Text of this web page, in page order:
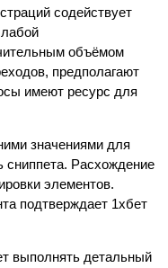
содействует
объёмом
предполагают
имеют ресурс для
значениями для
сниппета. Расхождение
элементов.
подтверждает 1хбет
выполнять детальный